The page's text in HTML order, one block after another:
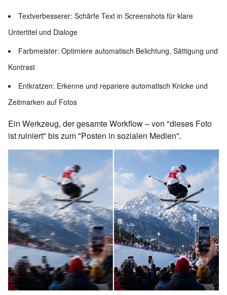
Textverbesserer: Schärfe Text in Screenshots für klare
Untertitel und Dialoge
Farbmeister: Optimiere automatisch Belichtung, Sättigung und
Kontrast
Entkratzen: Erkenne und repariere automatisch Knicke und
Zeitmarken auf Fotos
Ein Werkzeug, der gesamte Workflow – von "dieses Foto
ist ruiniert" bis zum "Posten in sozialen Medien".